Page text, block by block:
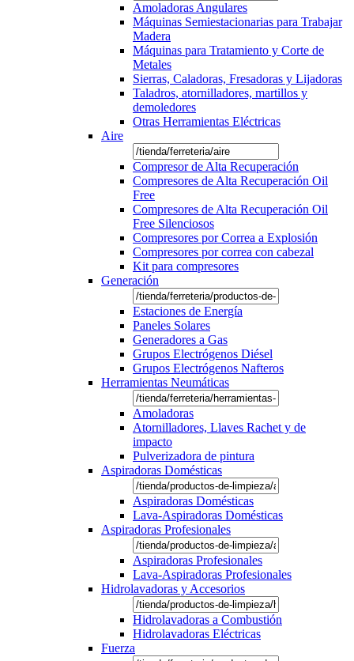
Amoladoras Angulares
Máquinas Semiestacionarias para Trabajar
Madera
Máquinas para Tratamiento y Corte de
Metales
Sierras, Caladoras, Fresadoras y Lijadoras
Taladros, atornilladores, martillos y
demoledores
Otras Herramientas Eléctricas
Aire
Compresor de Alta Recuperación
Compresores de Alta Recuperación Oil
Free
Compresores de Alta Recuperación Oil
Free Silenciosos
Compresores por Correa a Explosión
Compresores por correa con cabezal
Kit para compresores
Generación
Estaciones de Energía
Paneles Solares
Generadores a Gas
Grupos Electrógenos Diésel
Grupos Electrógenos Nafteros
Herramientas Neumáticas
Amoladoras
Atornilladores, Llaves Rachet y de
impacto
Pulverizadora de pintura
Aspiradoras Domésticas
Aspiradoras Domésticas
Lava-Aspiradoras Domésticas
Aspiradoras Profesionales
Aspiradoras Profesionales
Lava-Aspiradoras Profesionales
Hidrolavadoras y Accesorios
Hidrolavadoras a Combustión
Hidrolavadoras Eléctricas
Fuerza